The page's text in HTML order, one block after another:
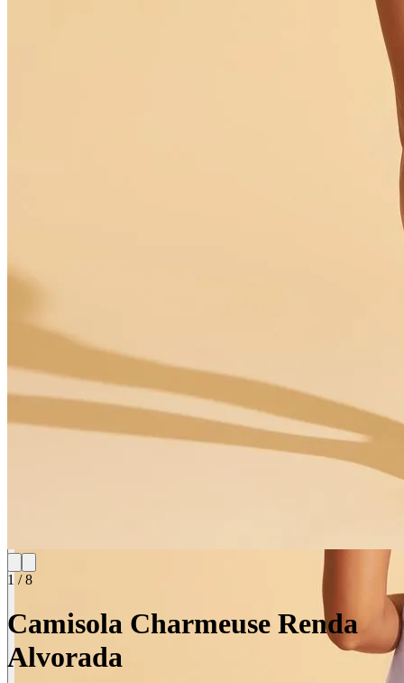
1 /8
Camisola Charmeuse Renda
Alvorada